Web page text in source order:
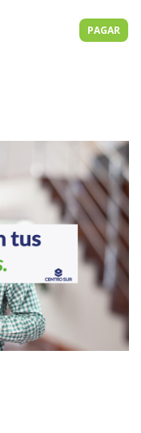
PAGAR